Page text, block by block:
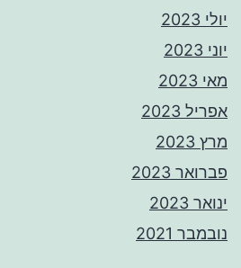
יולי 2023
יוני 2023
מאי 2023
אפריל 2023
מרץ 2023
פברואר 2023
ינואר 2023
נובמבר 2021